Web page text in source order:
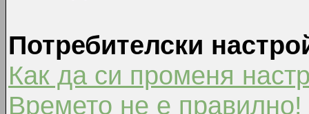
Потребителски
Как да си променя
Времето не е правилно!